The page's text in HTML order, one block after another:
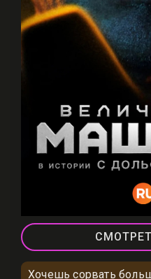
Хочешь сорвать